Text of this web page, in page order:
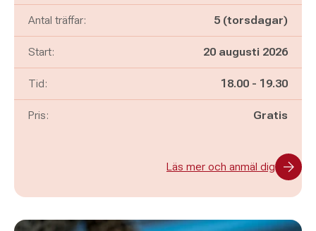
Antal träffar: 5 (torsdagar)
Start: 20 augusti 2026
Tid: Pågår mellan
18.00 - och
19.30
Pris: Gratis
Läs mer och anmäl dig